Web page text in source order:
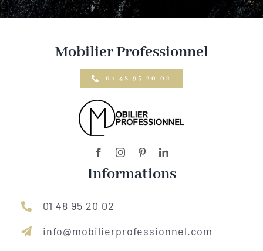
Mobilier Professionnel
01 48 95 20 02
Informations
01 48 95 20 02
info@mobilierprofessionnel.com